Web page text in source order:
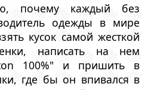
почему каждый без
одежды в мире
кусок самой жесткой
написать на нем
100%" и пришить в
где бы он впивался в